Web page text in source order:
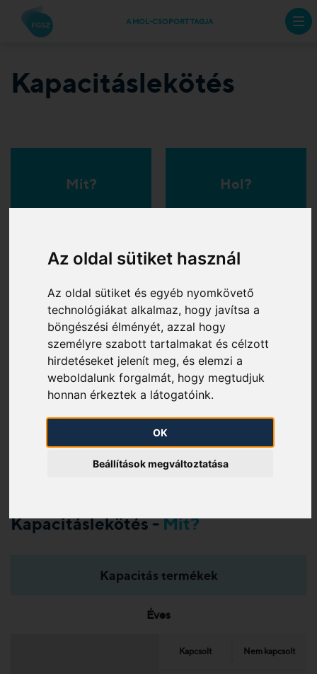
Az oldal sütiket használ
Az oldal sütiket és egyéb nyomkövető
technológiákat alkalmaz, hogy javítsa a
böngészési élményét, azzal hogy
személyre szabott tartalmakat és célzott
hirdetéseket jelenít meg, és elemzi a
weboldalunk forgalmát, hogy megtudjuk
honnan érkeztek a látogatóink.
OK
Beállítások megváltoztatása
A MOL-CSOPORT TAGJA
Kapacitáslekötés
Mit? Hol?
Mikor? Hogyan?
Mennyiért?
Milyen
feltételekkel?
Kapacitáslekötés
módosításának
esetei
speciális esetei
Kapacitáslekötés -Mit?
Kapacitás termékek
Éves
Kapcsolt Nem kapcsolt